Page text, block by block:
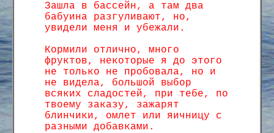
Зашла в бассейн, а там два
бабуина разгуливают, но,
увидели меня и убежали.
Кормили отлично, много
фруктов, некоторые я до этого
не только не пробовала, но и
не видела, большой выбор
всяких сладостей, при тебе, по
твоему заказу, зажарят
блинчики, омлет или яичницу с
разными добавками.